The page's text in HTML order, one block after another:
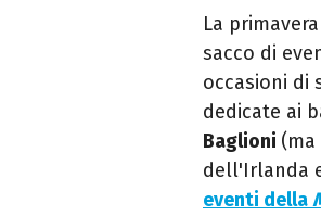
La
sacco di
occasioni di
dedicate ai
Baglioni
dell'Irlanda
eventi della